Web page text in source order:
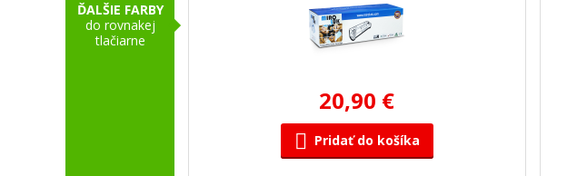
ĎALŠIE FARBY
do rovnakej
tlačiarne
20,90 €
Pridať do košíka